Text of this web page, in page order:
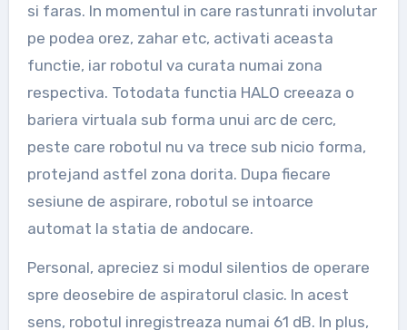
si faras. In momentul in care rastunrati involutar
pe podea orez, zahar etc, activati aceasta
functie, iar robotul va curata numai zona
respectiva. Totodata functia HALO creeaza o
bariera virtuala sub forma unui arc de cerc,
peste care robotul nu va trece sub nicio forma,
protejand astfel zona dorita. Dupa fiecare
sesiune de aspirare, robotul se intoarce
automat la statia de andocare.
Personal, apreciez si modul silentios de operare
spre deosebire de aspiratorul clasic. In acest
sens, robotul inregistreaza numai 61 dB. In plus,